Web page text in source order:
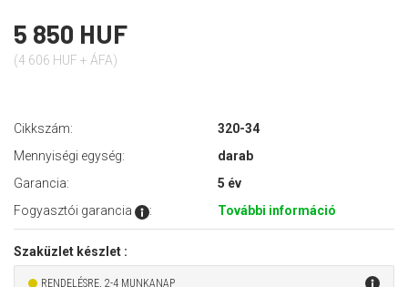
5 850 HUF
(4 606 HUF + ÁFA)
Cikkszám:
320-34
Mennyiségi egység:
darab
Garancia:
5 év
Fogyasztói garancia
: További információ
Szaküzlet készlet :
RENDELÉSRE, 2-4 MUNKANAP